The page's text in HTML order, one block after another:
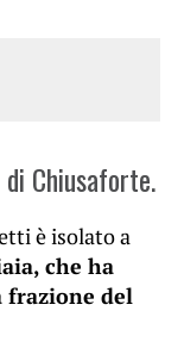
Chiusaforte.
è isolato a
che ha
del